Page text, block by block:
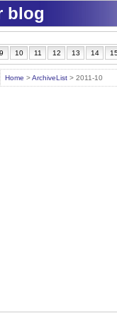
blog
9 10 11 12 13 14
Home >ArchiveList > 2011-10